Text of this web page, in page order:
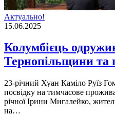
Актуально!
15.06.2025
Колумбієць
Тернопільщини та
23-річний Хуан Каміло Руїз
посвідку на тимчасове
річної Ірини Мигалейко,
на…